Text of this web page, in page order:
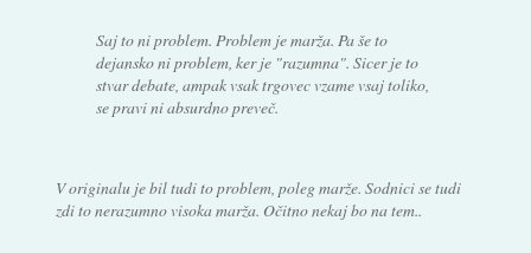
Saj to ni problem. Problem je marža. Pa še to
dejansko ni problem, ker je "razumna". Sicer je to
stvar debate, ampak vsak trgovec vzame vsaj toliko,
se pravi ni absurdno preveč.
V originalu je bil tudi to problem, poleg marže. Sodnici se tudi
zdi to nerazumno visoka marža. Očitno nekaj bo na tem..